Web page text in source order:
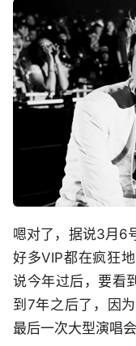
嗯对了，据说3月6
好多VIP都在疯狂
说今年过后，要看
到7年之后了，因
最后一次大型演唱